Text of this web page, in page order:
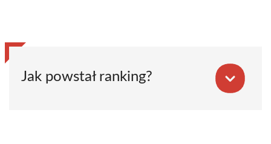
Jak powstał ranking?